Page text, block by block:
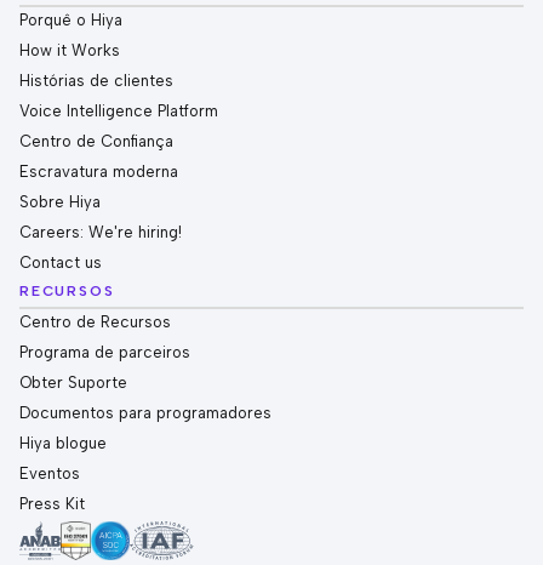
Porquê o Hiya
How it Works
Histórias de clientes
Voice Intelligence Platform
Centro de Confiança
Escravatura moderna
Sobre Hiya
Careers: We're hiring!
Contact us
RECURSOS
Centro de Recursos
Programa de parceiros
Obter Suporte
Documentos para programadores
Hiya blogue
Eventos
Press Kit